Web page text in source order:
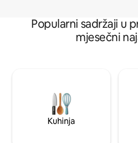
Popularni sadržaji u
mjesečni
Kuhinja